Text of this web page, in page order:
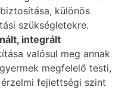
különös
szükségletekre.
integrált
valósul meg annak
megfelelő testi,
fejlettségi szint